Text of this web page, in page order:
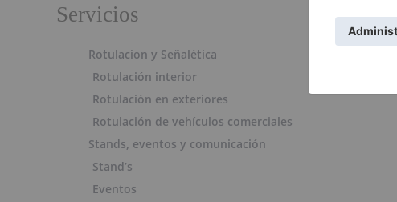
Servicios
Rotulacion y Señalética
Rotulación interior
Rotulación en exteriores
Rotulación de vehículos comerciales
Stands, eventos y comunicación
Stand’s
Eventos